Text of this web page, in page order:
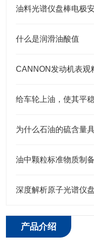
油料光谱仪盘棒电极
什么是润滑油酸值
CANNON发动机表观
给车轮上油，使其平
为什么石油的硫含量
油中颗粒标准物质制
深度解析原子光谱仪
产品介绍